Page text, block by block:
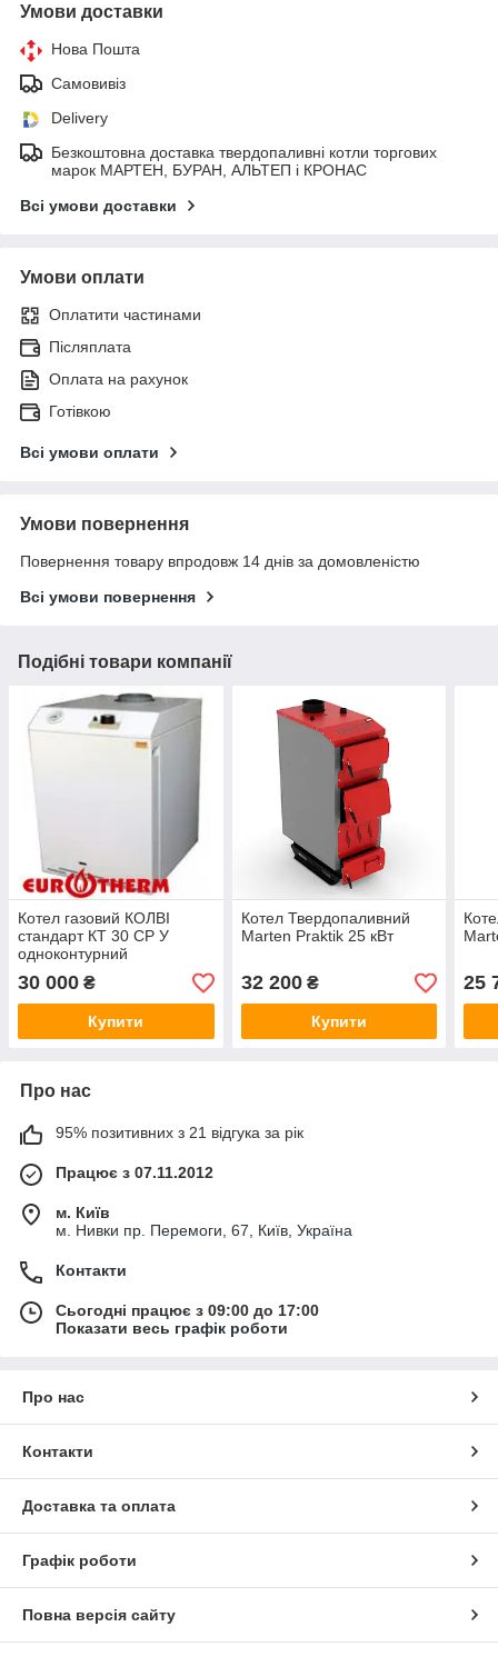
Умови доставки
Нова Пошта
Самовивіз
Delivery
Безкоштовна доставка твердопаливні котли торгових
марок МАРТЕН, БУРАН, АЛЬТЕП і КРОНАС
Всі умови доставки
Умови оплати
Оплатити частинами
Післяплата
Оплата на рахунок
Готівкою
Всі умови оплати
Умови повернення
Повернення товару впродовж 14 днів за домовленістю
Всі умови повернення
Подібні товари компанії
Котел газовий КОЛВІ
стандарт КТ 30 СР У
одноконтурний
30 000 ₴
Купити
Котел Твердопаливний
Marten Praktik 25 кВт
32 200₴
Купити
25
Про нас
95% позитивних з 21 відгука за рік
Працює з 07.11.2012
м. Київ
м. Нивки пр. Перемоги, 67, Київ, Україна
Контакти
Сьогодні працює з 09:00 до 17:00
Показати весь графік роботи
Про нас
Контакти
Доставка та оплата
Графік роботи
Повна версія сайту